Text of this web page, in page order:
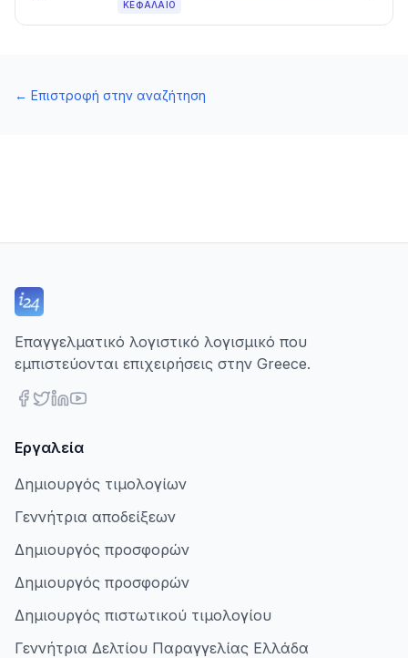
ΚΕΦΆΛΑΙΟ
← Επιστροφή στην αναζήτηση
Επαγγελματικό λογιστικό λογισμικό που
εμπιστεύονται επιχειρήσεις στην Greece.
Εργαλεία
Δημιουργός τιμολογίων
Γεννήτρια αποδείξεων
Δημιουργός προσφορών
Δημιουργός προσφορών
Δημιουργός πιστωτικού τιμολογίου
Γεννήτρια Δελτίου Παραγγελίας Ελλάδα